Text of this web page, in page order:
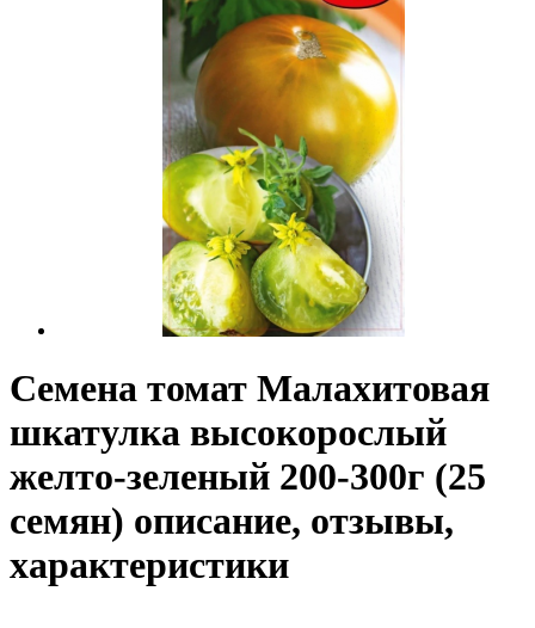
Семена томат Малахитовая
шкатулка высокорослый
желто-зеленый 200-300г (25
семян) описание, отзывы,
характеристики